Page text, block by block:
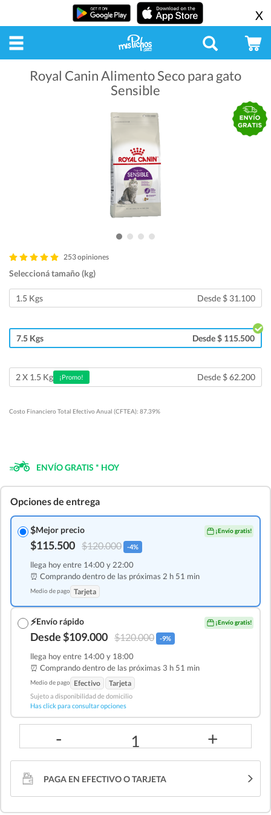
X
Royal Canin Alimento Seco para gato
Sensible
253 opiniones
Seleccioná tamaño (kg)
1.5 Kgs Desde $ 31.100
7.5 Kgs Desde $ 115.500
2 X 1.5 Kg ¡Promo! Desde $ 62.200
Costo Financiero Total Efectivo Anual (CFTEA): 87.39%
ENVÍO GRATIS * HOY
Opciones de entrega
$Mejor precio ¡Envío gratis!
$115.500 $120.000 -4%
llega hoy entre 14:00 y 22:00
⏰ Comprando dentro de las próximas 2 h 51 min
Medio de pago Tarjeta
⚡Envío rápido ¡Envío gratis!
Desde $109.000 $120.000 -9%
llega hoy entre 14:00 y 18:00
⏰ Comprando dentro de las próximas 3 h 51 min
Medio de pago Efectivo Tarjeta
Sujeto a disponibilidad de domicilio
Has click para consultar opciones
- 1 +
PAGA EN EFECTIVO O TARJETA